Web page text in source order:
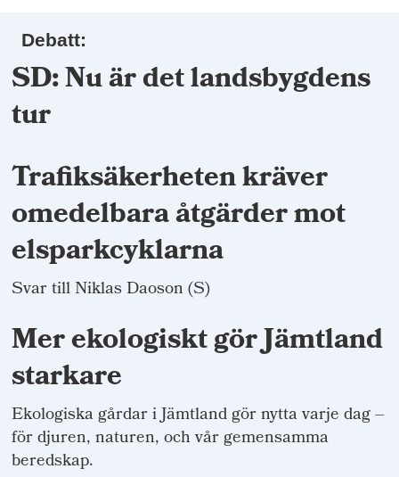
Debatt:
SD: Nu är det landsbygdens
tur
Trafiksäkerheten kräver
omedelbara åtgärder mot
elsparkcyklarna
Svar till Niklas Daoson (S)
Mer ekologiskt gör Jämtland
starkare
Ekologiska gårdar i Jämtland gör nytta varje dag –
för djuren, naturen, och vår gemensamma
beredskap.